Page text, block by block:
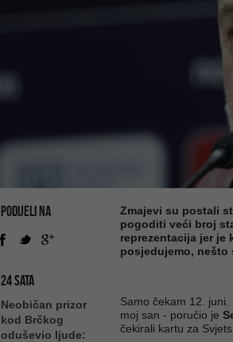
PODIJELI NA
24 SATA
Neobičan prizor
kod Brčkog
oduševio ljude:
Zmajevi su postali
pogoditi veći broj
reprezentacija jer
posjedujemo, nešto
Samo čekam 12.
moj san - poručio je
čekirali kartu za